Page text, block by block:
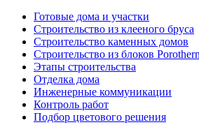
Готовые дома и участки
Строительство из клееного бруса
Строительство каменных домов
Строительство из блоков
Этапы строительства
Отделка дома
Инженерные коммуникации
Контроль работ
Подбор цветового решения